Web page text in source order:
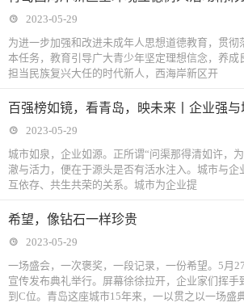
2023-05-29
为进一步加强和改进未成年人思想道德教育，贯彻
本任务，教育引导广大青少年坚定理想信念，养成
担当民族复兴大任的时代新人，西海岸新区开
百强榜如镜，看青岛，映未来丨企业强
2023-05-29
城市如泉，企业如源。正所谓“问渠那得清如许，
澈与活力，便在于源头是否有活水注入。城市与企
互依存、共生共荣的关系。城市为企业提
希望，像钻石一样珍贵
2023-05-29
一场盛会，一次褒奖，一段记录，一份希望。5月
宣传发布典礼举行。屏幕徐徐拉开，企业家们挥手
到C位。青岛这座城市15年来，一以贯之以一场盛